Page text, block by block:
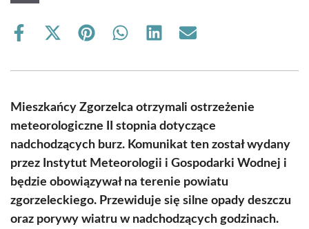
Share
Share
(Twitter)
Share Share Share Share
Mieszkańcy Zgorzelca otrzymali ostrzeżenie
meteorologiczne II stopnia dotyczące
nadchodzących burz. Komunikat ten został wydany
przez Instytut Meteorologii i Gospodarki Wodnej i
będzie obowiązywał na terenie powiatu
zgorzeleckiego. Przewiduje się silne opady deszczu
oraz porywy wiatru w nadchodzących godzinach.